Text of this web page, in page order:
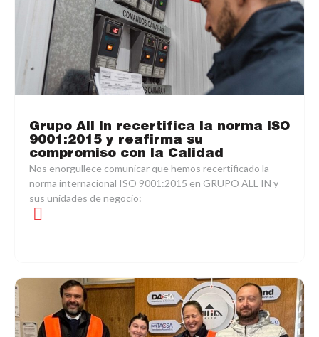
Grupo All In recertifica la norma ISO
9001:2015 y reafirma su
compromiso con la Calidad
Nos enorgullece comunicar que hemos recertificado la
norma internacional ISO 9001:2015 en GRUPO ALL IN y
sus unidades de negocio: